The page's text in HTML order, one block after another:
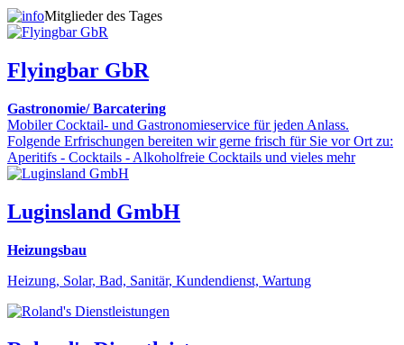
Mitglieder des Tages
Flyingbar GbR
Gastronomie/ Barcatering
Mobiler Cocktail- und Gastronomieservice für jeden Anlass.
Folgende Erfrischungen bereiten wir gerne frisch für Sie vor Ort zu:
Aperitifs - Cocktails - Alkoholfreie Cocktails und vieles mehr
Luginsland GmbH
Heizungsbau
Heizung, Solar, Bad, Sanitär, Kundendienst, Wartung